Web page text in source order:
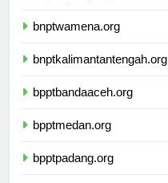
bnptwamena.org
bnptkalimantantengah.org
bpptbandaaceh.org
bpptmedan.org
bpptpadang.org